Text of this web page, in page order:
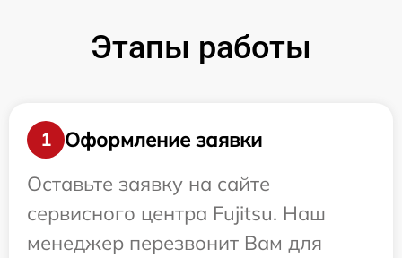
Этапы работы
1
Оформление заявки
Оставьте заявку на сайте
сервисного центра Fujitsu. Наш
менеджер перезвонит Вам для